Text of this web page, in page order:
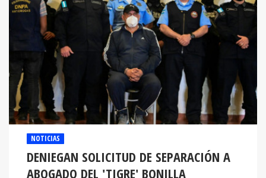
NOTICIAS
DENIEGAN SOLICITUD DE SEPARACIÓN A
ABOGADO DEL 'TIGRE' BONILLA